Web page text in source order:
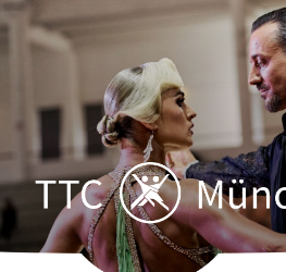
Zum
Inhalt
TTC MÜNCHEN
Tanz- u. Turnierclub München e. V.